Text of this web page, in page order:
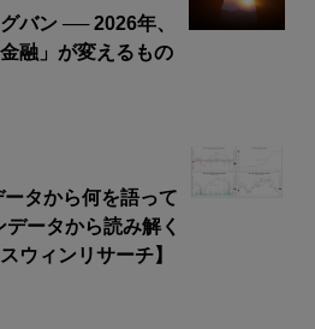
バン ── 2026年、
融」が変えるもの
タから何を語って
ータから読み解く
ウィンリサーチ】